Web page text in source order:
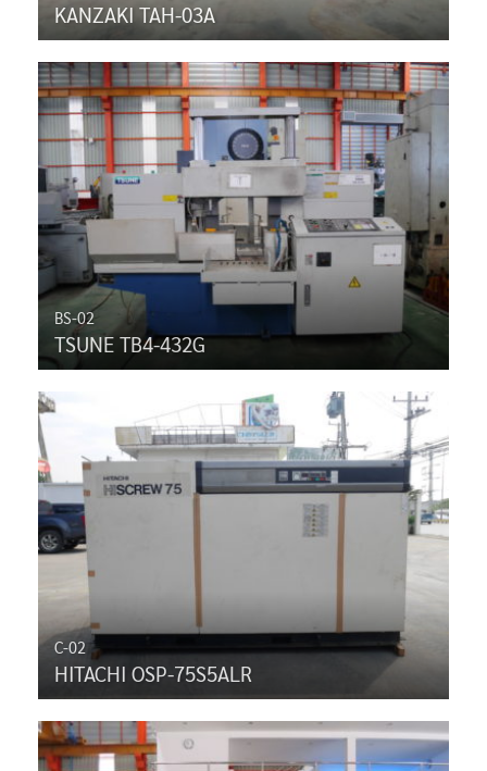
KANZAKI TAH-03A
BS-02
TSUNE TB4-432G
C-02
HITACHI OSP-75S5ALR